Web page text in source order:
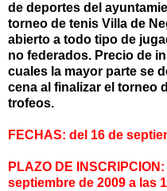
de deportes del
torneo de tenis Villa de
abierto a todo tipo de
no federados. Precio de
cuales la mayor parte se
cena al finalizar el torneo
trofeos.
FECHAS: del 16 de
PLAZO DE
septiembre de 2009 a las